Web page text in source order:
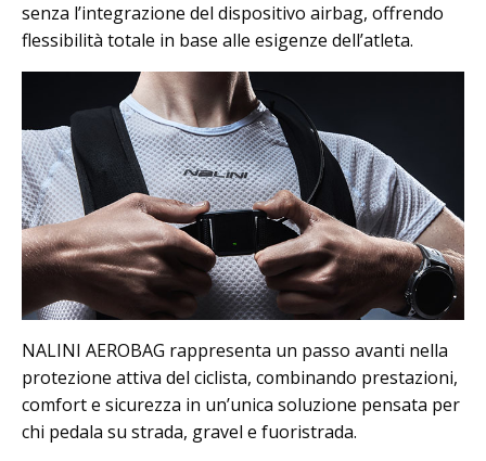
senza l’integrazione del dispositivo airbag, offrendo
flessibilità totale in base alle esigenze dell’atleta.
NALINI AEROBAG rappresenta un passo avanti nella
protezione attiva del ciclista, combinando prestazioni,
comfort e sicurezza in un’unica soluzione pensata per
chi pedala su strada, gravel e fuoristrada.